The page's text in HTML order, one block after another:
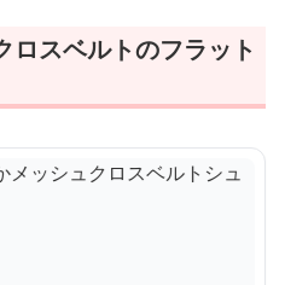
ロスベルトのフラット